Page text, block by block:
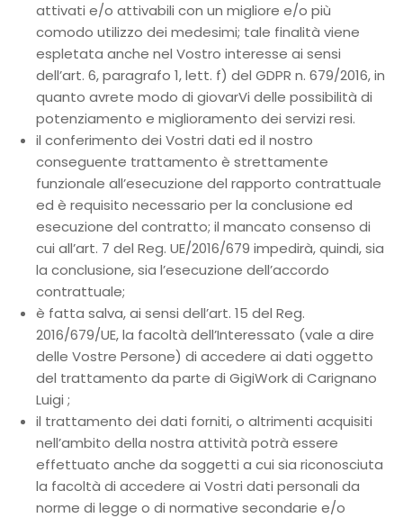
attivati e/o attivabili con un migliore e/o più
comodo utilizzo dei medesimi; tale finalità viene
espletata anche nel Vostro interesse ai sensi
dell’art. 6, paragrafo 1, lett. f) del GDPR n. 679/2016, in
quanto avrete modo di giovarVi delle possibilità di
potenziamento e miglioramento dei servizi resi.
il conferimento dei Vostri dati ed il nostro
conseguente trattamento è strettamente
funzionale all’esecuzione del rapporto contrattuale
ed è requisito necessario per la conclusione ed
esecuzione del contratto; il mancato consenso di
cui all’art. 7 del Reg. UE/2016/679 impedirà, quindi, sia
la conclusione, sia l’esecuzione dell’accordo
contrattuale;
è fatta salva, ai sensi dell’art. 15 del Reg.
2016/679/UE, la facoltà dell’Interessato (vale a dire
delle Vostre Persone) di accedere ai dati oggetto
del trattamento da parte di GigiWork di Carignano
Luigi ;
il trattamento dei dati forniti, o altrimenti acquisiti
nell’ambito della nostra attività potrà essere
effettuato anche da soggetti a cui sia riconosciuta
la facoltà di accedere ai Vostri dati personali da
norme di legge o di normative secondarie e/o